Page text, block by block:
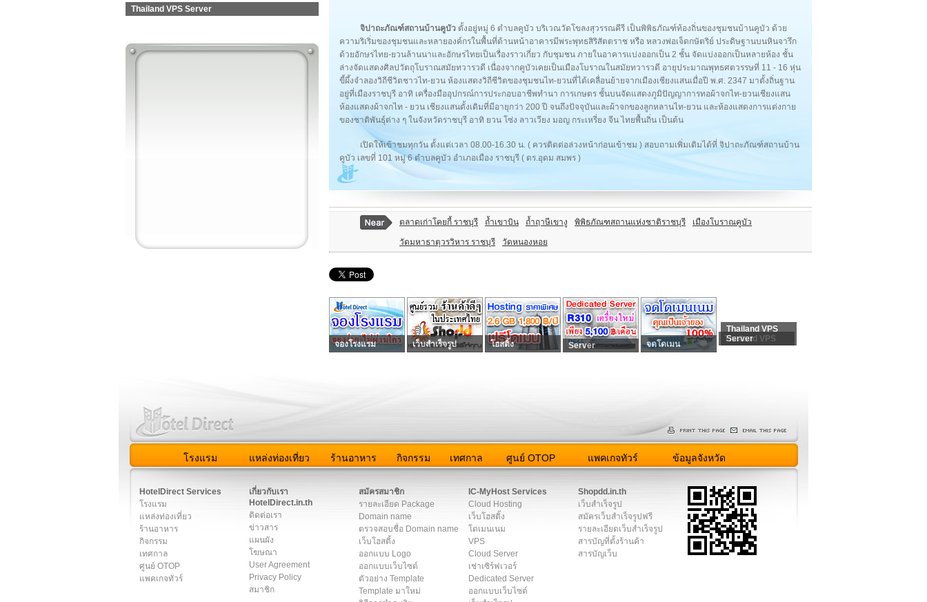
Thailand VPS Server
จิปาถะภัณฑ์สถานบ้านคูบัว ตั้งอยู่หมู่ 6 ตำบลคูบัว บริเวณวัดโขลงสุวรรณคีรี เป็นพิพิธภัณฑ์ท้องถิ่นของชุมชนบ้านคูบัว ด้วย
ความริเริ่มของชุมชนและหลายองค์กรในพื้นที่ด้านหน้าอาคารมีพระพุทธสิริสัตตราช หรือ หลวงพ่อเจ็ดกษัตริย์ ประดิษฐานบนหินจารึก
ด้วยอักษรไทย-ยวนล้านนาและอักษรไทยเป็นเรื่องราวเกี่ยว กับชุมชน ภายในอาคารแบ่งออกเป็น 2 ชั้น จัดแบ่งออกเป็นหลายห้อง ชั้น
ล่างจัดแสดงศิลปวัตถุโบราณสมัยทวารวดี เนื่องจากคูบัวเคยเป็นเมืองโบราณในสมัยทวารวดี อายุประมาณพุทธศตวรรษที่ 11 - 16 หุ่น
ขี้ผึ้งจำลองวิถีชีวิตชาวไท-ยวน ห้องแสดงวิถีชีวิตของชุมชนไท-ยวนที่ได้เคลื่อนย้ายจากเมืองเชียงแสนเมื่อปี พ.ศ. 2347 มาตั้งถิ่นฐาน
อยู่ที่เมืองราชบุรี อาทิ เครื่องมืออุปกรณ์การประกอบอาชีพทำนา การเกษตร ชั้นบนจัดแสดงภูมิปัญญาการทอผ้าจกไท-ยวนเชียงแสน
ห้องแสดงผ้าจกไท - ยวน เชียงแสนดั้งเดิมที่มีอายุกว่า 200 ปี จนถึงปัจจุบันและผ้าจกของลูกหลานไท-ยวน และห้องแสดงการแต่งกาย
ของชาติพันธุ์ต่าง ๆ ในจังหวัดราชบุรี อาทิ ยวน โซ่ง ลาวเวียง มอญ กระเหรี่ยง จีน ไทยพื้นถิ่น เป็นต้น
เปิดให้เข้าชมทุกวัน ตั้งแต่เวลา 08.00-16.30 น. ( ควรติดต่อล่วงหน้าก่อนเข้าชม ) สอบถามเพิ่มเติมได้ที่ จิปาถะภัณฑ์สถานบ้าน
คูบัว เลขที่ 101 หมู่ 6 ตำบลคูบัว อำเภอเมือง ราชบุรี ( ดร.อุดม สมพร )
ตลาดเก่าโคยกี้ ราชบุรี ถ้ำเขาบิน ถ้ำฤาษีเขางู พิพิธภัณฑสถานแห่งชาติราชบุรี เมืองโบราณคูบัว
วัดมหาธาตุวรวิหาร ราชบุรี วัดหนองหอย
จองโรงแรม เว็บสำเร็จรูป โฮสติ้ง Server จดโดเมน
Thailand VPS
Thailand VPS
Server
โรงแรม แหล่งท่องเที่ยว ร้านอาหาร กิจกรรม เทศกาล ศูนย์ OTOP แพคเกจทัวร์ ข้อมูลจังหวัด
HotelDirect Services
โรงแรม
แหล่งท่องเที่ยว
ร้านอาหาร
กิจกรรม
เทศกาล
ศูนย์ OTOP
แพคเกจทัวร์
เกี่ยวกับเรา
HotelDirect.in.th
ติดต่อเรา
ข่าวสาร
แผนผัง
โฆษณา
User Agreement
Privacy Policy
สมาชิก
สมัครสมาชิก
รายละเอียด Package
Domain name
ตรวจสอบชื่อ Domain name
เว็บโฮสติ้ง
ออกแบบ Logo
ออกแบบเว็บไซต์
ตัวอย่าง Template
Template มาใหม่
IC-MyHost Services
Cloud Hosting
เว็บโฮสติ้ง
โดเมนเนม
VPS
Cloud Server
เช่าเซิร์ฟเวอร์
Dedicated Server
ออกแบบเว็บไซต์
Shopdd.in.th
เว็บสำเร็จรูป
สมัครเว็บสำเร็จรูปฟรี
รายละเอียดเว็บสำเร็จรูป
สารบัญที่ตั้งร้านค้า
สารบัญเว็บ